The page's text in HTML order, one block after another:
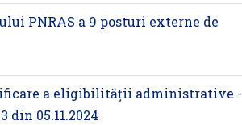
PNRAS a 9 posturi externe de
a eligibilității administrative -
05.11.2024